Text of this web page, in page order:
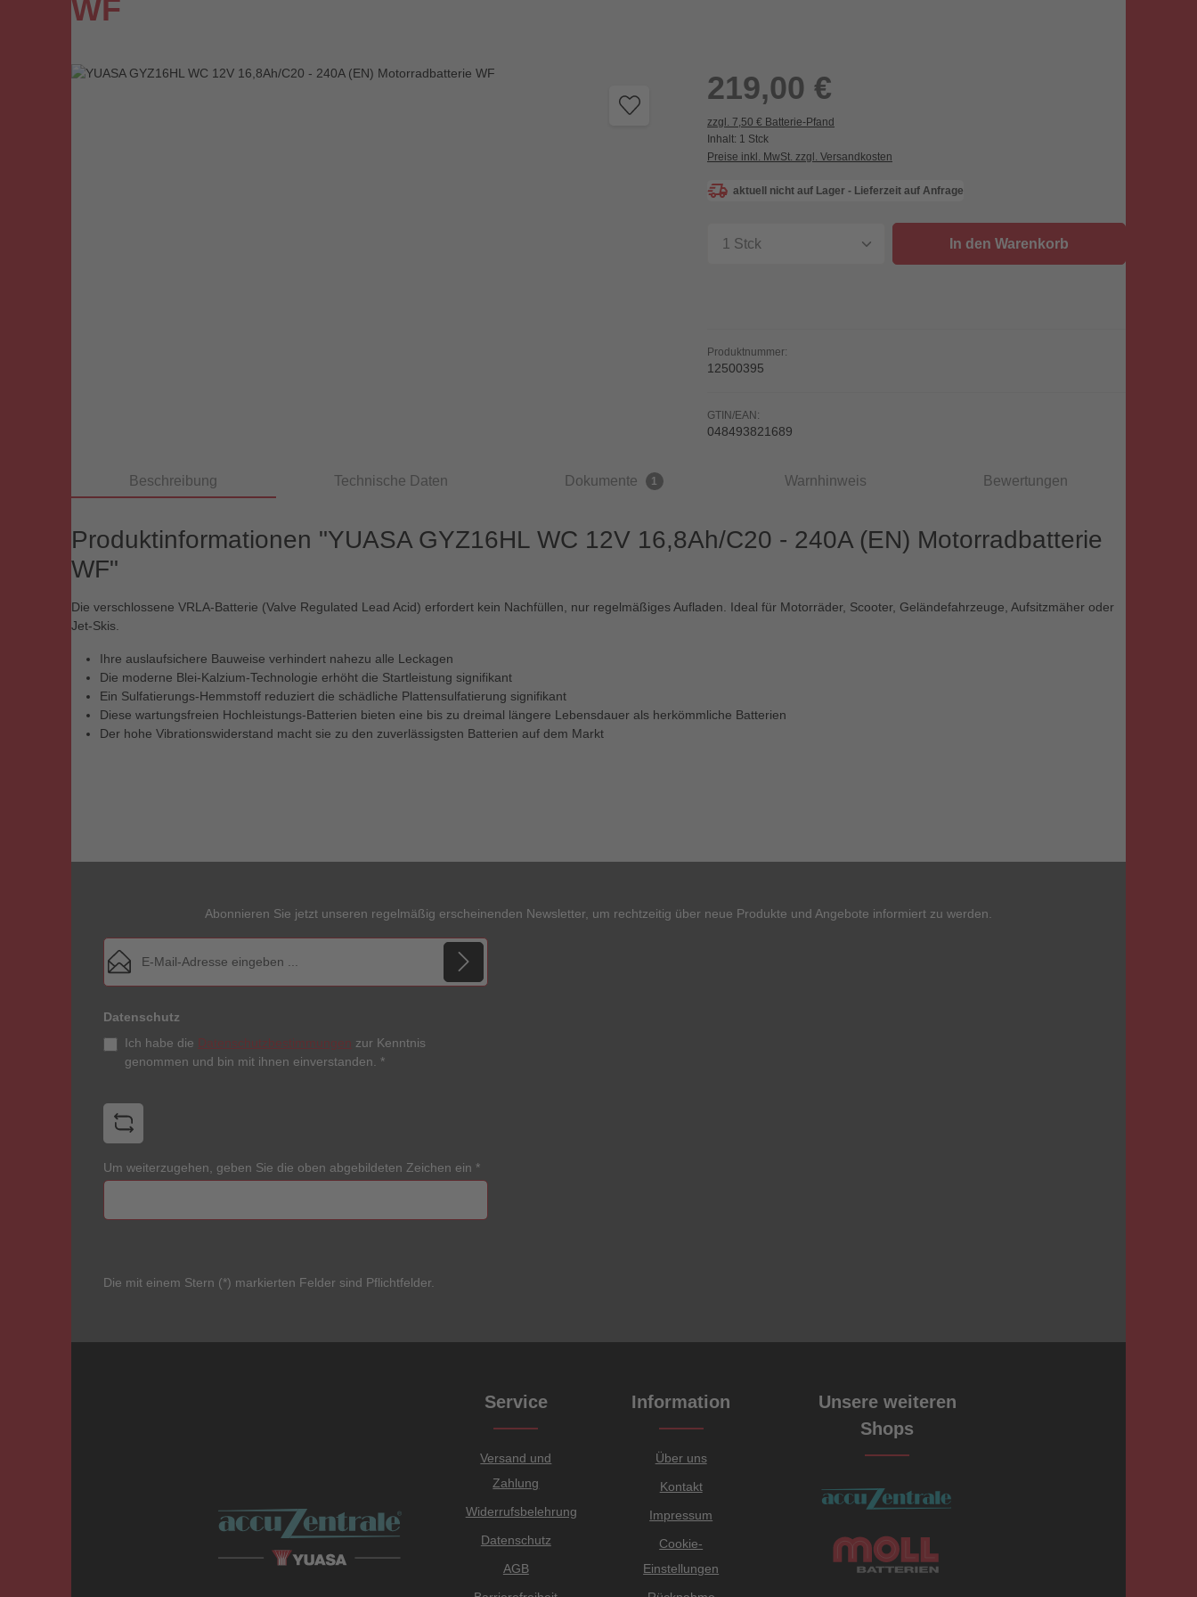
WF
Bildergalerie überspringen 219,00 €
zzgl. 7,50 € Batterie-Pfand
Inhalt: 1 Stck
Preise inkl. MwSt. zzgl. Versandkosten
aktuell nicht auf Lager - Lieferzeit auf Anfrage
Produkt Anzahl: Gib den gewünschten Wert ein
In den Warenkorb
Produktnummer:
12500395
GTIN/EAN:
048493821689
Beschreibung Technische Daten Dokumente 1 Warnhinweis Bewertungen
Produktinformationen "YUASA GYZ16HL WC 12V 16,8Ah/C20 - 240A (EN) Motorradbatterie
WF"
Die verschlossene VRLA-Batterie (Valve Regulated Lead Acid) erfordert kein Nachfüllen, nur regelmäßiges Aufladen. Ideal für Motorräder, Scooter, Geländefahrzeuge, Aufsitzmäher oder
Jet-Skis.
Ihre auslaufsichere Bauweise verhindert nahezu alle Leckagen
Die moderne Blei-Kalzium-Technologie erhöht die Startleistung signifikant
Ein Sulfatierungs-Hemmstoff reduziert die schädliche Plattensulfatierung signifikant
Diese wartungsfreien Hochleistungs-Batterien bieten eine bis zu dreimal längere Lebensdauer als herkömmliche Batterien
Der hohe Vibrationswiderstand macht sie zu den zuverlässigsten Batterien auf dem Markt
Abonnieren Sie jetzt unseren regelmäßig erscheinenden Newsletter, um rechtzeitig über neue Produkte und Angebote informiert zu werden.
E-Mail-Adresse*
Datenschutz
Ich habe die Datenschutzbestimmungen zur Kenntnis
genommen und bin mit ihnen einverstanden. *
Um weiterzugehen, geben Sie die oben abgebildeten Zeichen ein *
Die mit einem Stern (*) markierten Felder sind Pflichtfelder.
Service
Versand und
Zahlung
Widerrufsbelehrung
Datenschutz
AGB
Information
Über uns
Kontakt
Impressum
Cookie-
Einstellungen
Unsere weiteren
Shops